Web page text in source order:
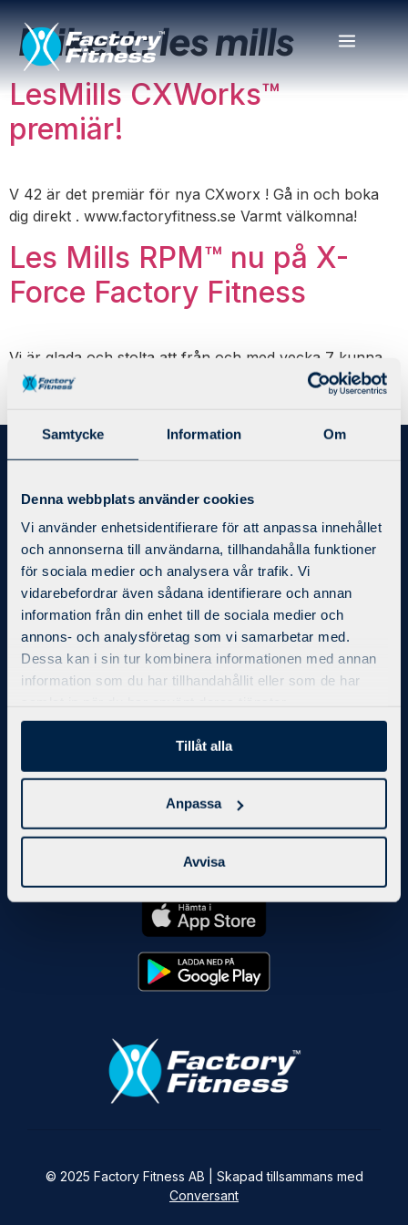
Samtycke Information Om
Denna webbplats använder cookies
Vi använder enhetsidentifierare för att anpassa innehållet
och annonserna till användarna, tillhandahålla funktioner
för sociala medier och analysera vår trafik. Vi
vidarebefordrar även sådana identifierare och annan
information från din enhet till de sociala medier och
annons- och analysföretag som vi samarbetar med.
Dessa kan i sin tur kombinera informationen med annan
information som du har tillhandahållit eller som de har
Tillåt alla
Anpassa
Avvisa
Etikett:les mills
LesMills CXWorks™
premiär!
V 42 är det premiär för nya CXworx ! Gå in och boka
dig direkt . www.factoryfitness.se Varmt välkomna!
Les Mills RPM™ nu på X-
Force Factory Fitness
Vi är glada och stolta att från och med vecka 7 kunna
erbjuda er Les Mills RPM™ Bokning som vanligt via
Kontakt
Integritetspolicy
Regler och villkor
Träning
X-Force 3-1-5
Gruppträning
Boka via appen
tillgängligt direkt i din telefon.
© 2025 Factory Fitness AB | Skapad tillsammans med
Conversant